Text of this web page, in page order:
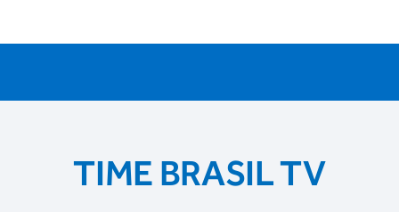
TIME BRASIL TV